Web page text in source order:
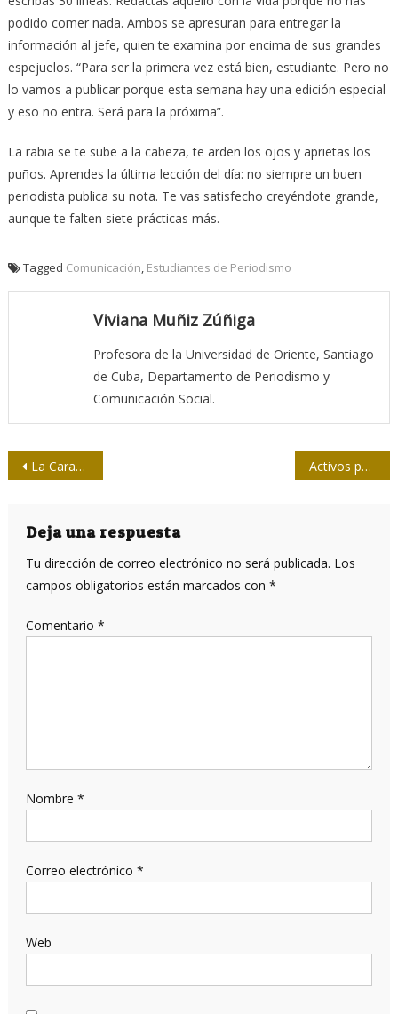
podido comer nada. Ambos se apresuran para entregar la
información al jefe, quien te examina por encima de sus grandes
espejuelos. “Para ser la primera vez está bien, estudiante. Pero no
lo vamos a publicar porque esta semana hay una edición especial
y eso no entra. Será para la próxima”.
La rabia se te sube a la cabeza, te arden los ojos y aprietas los
puños. Aprendes la última lección del día: no siempre un buen
periodista publica su nota. Te vas satisfecho creyéndote grande,
aunque te falten siete prácticas más.
Tagged Comunicación, Estudiantes de Periodismo
Viviana Muñiz Zúñiga
Profesora de la Universidad de Oriente, Santiago
de Cuba, Departamento de Periodismo y
Comunicación Social.
Navegación
entradas
La Caravana de la Libertad 2019 (Galería de fotos) Activos por siempre
Deja una respuesta
Tu dirección de correo electrónico no será publicada. Los
campos obligatorios están marcados con *
Comentario *
Nombre *
Correo electrónico *
Web